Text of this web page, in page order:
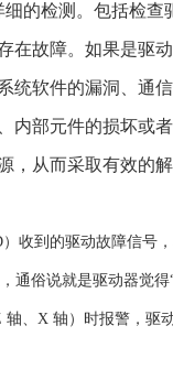
的检测。包括检
在故障。如果是驱
统软件的漏洞、通
内部元件的损坏或
，从而采取有效的
收到的驱动故障信号
通俗说就是驱动器觉
、X 轴）时报警，驱